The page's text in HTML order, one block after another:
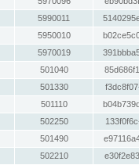
5990011
5950010
5970019
501040
501330
501110
502250
501490
502210